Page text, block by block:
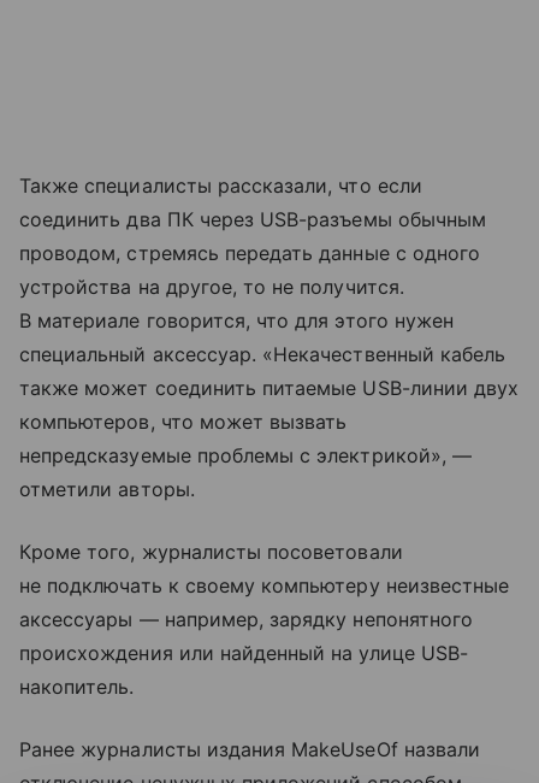
Также специалисты рассказали, что если
соединить два ПК через USB-разъемы обычным
проводом, стремясь передать данные с одного
устройства на другое, то не получится.
В материале говорится, что для этого нужен
специальный аксессуар. «Некачественный кабель
также может соединить питаемые USB-линии двух
компьютеров, что может вызвать
непредсказуемые проблемы с электрикой», —
отметили авторы.
Кроме того, журналисты посоветовали
не подключать к своему компьютеру неизвестные
аксессуары — например, зарядку непонятного
происхождения или найденный на улице USB-
накопитель.
Ранее журналисты издания MakeUseOf назвали